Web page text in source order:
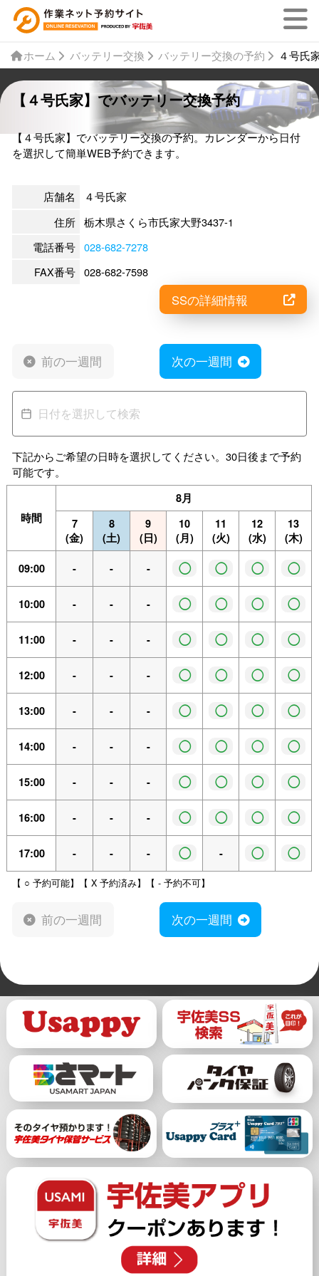
ホーム バッテリー交換 バッテリー交換の予約 ４号氏
【４号氏家】でバッテリー交換予約
【４号氏家】でバッテリー交換の予約。カレンダーから日付
を選択して簡単WEB予約できます。
店舗名
４号氏家
住所 栃木県さくら市氏家大野3437-1
電話番号 028-682-7278
FAX番号 028-682-7598
SSの詳細情報
前の一週間 次の一週間
下記からご希望の日時を選択してください。30日後まで予約
可能です。
時間
8月
7
(金)
8
(土)
9
(日)
10
(月)
11
(火)
12
(水)
13
(木)
09:00 - - - ◯ ◯ ◯ ◯
10:00 - - - ◯ ◯ ◯ ◯
11:00 - - - ◯ ◯ ◯ ◯
12:00 - - - ◯ ◯ ◯ ◯
13:00 - - - ◯ ◯ ◯ ◯
14:00 - - - ◯ ◯ ◯ ◯
15:00 - - - ◯ ◯ ◯ ◯
16:00 - - - ◯ ◯ ◯ ◯
17:00 - - - ◯ - ◯ ◯
【 ○ 予約可能】【 X 予約済み】【 - 予約不可】
前の一週間 次の一週間